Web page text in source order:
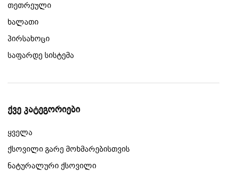
თეთრეული
ხალათი
პირსახოცი
საფარდე სისტემა
ქვე კატეგორიები
ყველა
ქსოვილი გარე მოხმარებისთვის
ნატურალური ქსოვილი